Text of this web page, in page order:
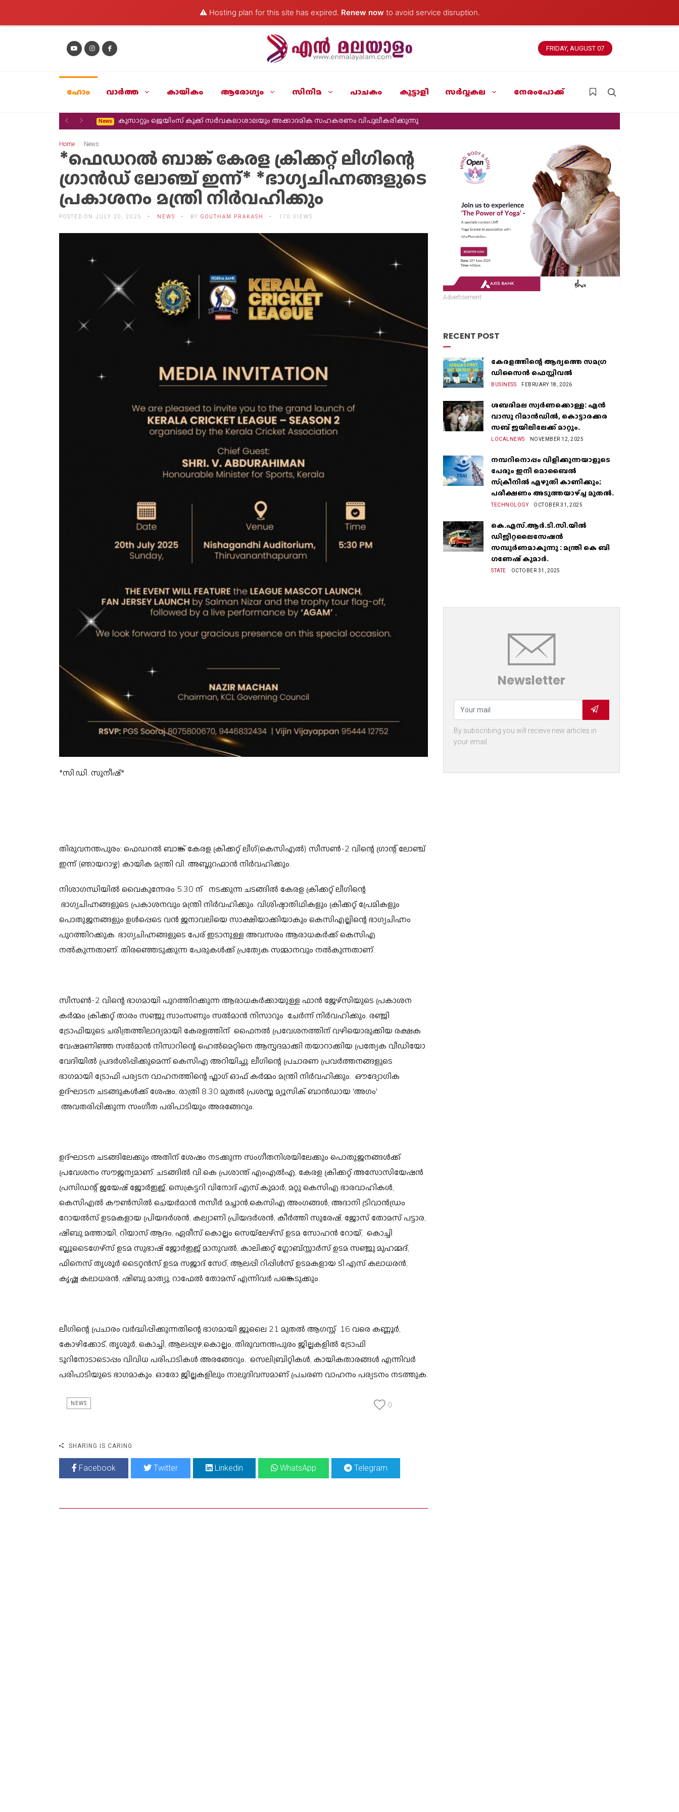
⚠️ Hosting plan for this site has expired. Renew now to avoid service disruption.
FRIDAY, AUGUST 07
ഹോം വാര്‍ത്ത കായികം ആരോഗ്യം സിനിമ പാചകം കൂട്ടാളി സർവ്വകല നേരംപോക്ക്
Previous
NextNews കുസാറ്റും ജെയിംസ് കുക്ക് സർവകലാശാലയും അക്കാദമിക സഹകരണം വിപുലീകരിക്കുന്നു
Home News
*ഫെഡറല്‍ ബാങ്ക് കേരള ക്രിക്കറ്റ് ലീഗിന്റെ
ഗ്രാന്‍ഡ് ലോഞ്ച് ഇന്ന്* *ഭാഗ്യചിഹ്നങ്ങളുടെ
പ്രകാശനം മന്ത്രി നിര്‍വഹിക്കും
POSTED ON JULY 20, 2025 NEWS BY GOUTHAM PRAKASH 170 VIEWS
*സി.ഡി. സുനീഷ്*
തിരുവനന്തപുരം: ഫെഡറല്‍ ബാങ്ക് കേരള ക്രിക്കറ്റ് ലീഗ്(കെസിഎല്‍) സീസണ്‍-2 വിന്റെ ഗ്രാന്റ് ലോഞ്ച്
ഇന്ന് (ഞായറാഴ്ച) കായിക മന്ത്രി വി. അബ്ദുറഹ്മാന്‍ നിർവഹിക്കും.
നിശാഗന്ധിയില്‍ വൈകുന്നേരം 5.30 ന് നടക്കുന്ന ചടങ്ങില്‍ കേരള ക്രിക്കറ്റ് ലീഗിന്റെ
ഭാഗ്യചിഹ്നങ്ങളുടെ പ്രകാശനവും മന്ത്രി നിര്‍വഹിക്കും. വിശിഷ്ടാതിഥികളും ക്രിക്കറ്റ് പ്രേമികളും
പൊതുജനങ്ങളും ഉള്‍പ്പെടെ വന്‍ ജനാവലിയെ സാക്ഷിയാക്കിയാകും കെസിഎല്ലിന്റെ ഭാഗ്യചിഹ്നം
പുറത്തിറക്കുക. ഭാഗ്യചിഹ്നങ്ങളുടെ പേര് ഇടാനുള്ള അവസരം ആരാധകര്‍ക്ക് കെസിഎ
നല്‍കുന്നതാണ്. തിരഞ്ഞെടുക്കുന്ന പേരുകള്‍ക്ക് പ്രത്യേക സമ്മാനവും നല്‍കുന്നതാണ്.
സീസണ്‍-2 വിന്റെ ഭാഗമായി പുറത്തിറക്കുന്ന ആരാധകര്‍ക്കായുള്ള ഫാന്‍ ജേഴ്സിയുടെ പ്രകാശന
കര്‍മ്മം ക്രിക്കറ്റ് താരം സഞ്ജു സാംസണും സല്‍മാന്‍ നിസാറും ചേര്‍ന്ന് നിര്‍വഹിക്കും. രഞ്ജി
ട്രോഫിയുടെ ചരിത്രത്തിലാദ്യമായി കേരളത്തിന് ഫൈനല്‍ പ്രവേശനത്തിന് വഴിയൊരുക്കിയ രക്ഷക
വേഷമണിഞ്ഞ സല്‍മാന്‍ നിസാറിന്റെ ഹെല്‍മെറ്റിനെ ആസ്പദമാക്കി തയാറാക്കിയ പ്രത്യേക വീഡിയോ
വേദിയില്‍ പ്രദര്‍ശിപ്പിക്കുമെന്ന് കെസിഎ അറിയിച്ചു. ലീഗിന്റെ പ്രചാരണ പ്രവര്‍ത്തനങ്ങളുടെ
ഭാഗമായി ട്രോഫി പര്യടന വാഹനത്തിന്റെ ഫ്ലാഗ് ഓഫ് കര്‍മ്മം മന്ത്രി നിര്‍വഹിക്കും. ഔദ്യോഗിക
ഉദ്ഘാടന ചടങ്ങുകള്‍ക്ക് ശേഷം, രാത്രി 8.30 മുതല്‍ പ്രശസ്ത മ്യൂസിക് ബാന്‍ഡായ 'അഗം'
അവതരിപ്പിക്കുന്ന സംഗീത പരിപാടിയും അരങ്ങേറും.
ഉദ്ഘാടന ചടങ്ങിലേക്കും അതിന് ശേഷം നടക്കുന്ന സംഗീതനിശയിലേക്കും പൊതുജനങ്ങള്‍ക്ക്
പ്രവേശനം സൗജന്യമാണ്. ചടങ്ങില്‍ വി.കെ പ്രശാന്ത് എംഎല്‍എ, കേരള ക്രിക്കറ്റ് അസോസിയേഷന്‍
പ്രസിഡന്റ് ജയേഷ് ജോര്‍ജ്ജ്, സെക്രട്ടറി വിനോദ് എസ്.കുമാര്‍, മറ്റു കെസിഎ ഭാരവാഹികള്‍,
കെസിഎല്‍ കൗണ്‍സില്‍ ചെയര്‍മാന്‍ നസീര്‍ മച്ചാന്‍,കെസിഎ അംഗങ്ങള്‍, അദാനി ട്രിവാന്‍ഡ്രം
റോയല്‍സ് ഉടമകളായ പ്രിയദര്‍ശന്‍, കല്യാണി പ്രിയദര്‍ശന്‍, കീര്‍ത്തി സുരേഷ്, ജോസ് തോമസ് പട്ടാര,
ഷിബു മത്തായി, റിയാസ് ആദം, ഏരീസ് കൊല്ലം സെയ്‌ലേഴ്‌സ് ഉടമ സോഹന്‍ റോയ്, കൊച്ചി
ബ്ലൂടൈഗേഴ്‌സ് ഉടമ സുഭാഷ് ജോര്‍ജ്ജ് മാനുവല്‍, കാലിക്കറ്റ് ഗ്ലോബ്സ്റ്റാര്‍സ് ഉടമ സഞ്ജു മുഹമ്മദ്,
ഫിനെസ് തൃശൂര്‍ ടൈറ്റന്‍സ് ഉടമ സജാദ് സേഠ്, ആലപ്പി റിപ്പിള്‍സ് ഉടമകളായ ടി.എസ് കലാധരന്‍,
കൃഷ്ണ കലാധരന്‍, ഷിബു മാത്യു, റാഫേല്‍ തോമസ് എന്നിവര്‍ പങ്കെടുക്കും.
ലീഗിന്റെ പ്രചാരം വര്‍ദ്ധിപ്പിക്കുന്നതിന്റെ ഭാഗമായി ജൂലൈ 21 മുതല്‍ ആഗസ്റ്റ് 16 വരെ കണ്ണൂര്‍,
കോഴിക്കോട്, തൃശൂര്‍, കൊച്ചി, ആലപ്പുഴ,കൊല്ലം, തിരുവനന്തപുരം ജില്ലകളില്‍ ട്രോഫി
ടൂറിനോടാടൊപ്പം വിവിധ പരിപാടികള്‍ അരങ്ങേറും. സെലിബ്രിറ്റികള്‍, കായികതാരങ്ങള്‍ എന്നിവര്‍
പരിപാടിയുടെ ഭാഗമാകും. ഓരോ ജില്ലകളിലും നാലുദിവസമാണ് പ്രചരണ വാഹനം പര്യടനം നടത്തുക.
NEWS 0
SHARING IS CARING
Facebook Twitter Linkedin WhatsApp Telegram
Advertisement
RECENT POST
കേരളത്തിന്റെ ആദ്യത്തെ സമഗ്ര
ഡിസൈൻ ഫെസ്റ്റിവൽ
BUSINESS FEBRUARY 18, 2026
ശബരിമല സ്വർണക്കൊള്ള: എൻ
വാസു റിമാൻഡിൽ, കൊട്ടാരക്കര
സബ് ജയിലിലേക്ക് മാറ്റും.
LOCALNEWS NOVEMBER 12, 2025
നമ്പറിനൊപ്പം വിളിക്കുന്നയാളുടെ
പേരും ഇനി മൊബൈൽ
സ്‌ക്രീനില്‍ എഴുതി കാണിക്കും;
പരീക്ഷണം അടുത്തയാഴ്‌ച്ച മുതല്‍.
TECHNOLOGY OCTOBER 31, 2025
കെ.എസ്.ആർ.ടി.സി.യിൽ
ഡിജിറ്റലൈസേഷൻ
സമ്പൂർണമാകുന്നു : മന്ത്രി കെ ബി
ഗണേഷ് കുമാർ.
STATE OCTOBER 31, 2025
Newsletter
By subscribing you will receive new articles in
your email.